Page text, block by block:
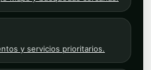
y servicios prioritarios.